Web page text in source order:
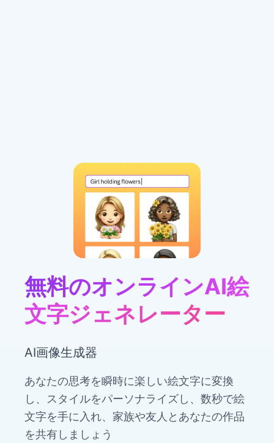
無料のオンラインAI絵
文字ジェネレーター
AI画像生成器
あなたの思考を瞬時に楽しい絵文字に変換
し、スタイルをパーソナライズし、数秒で絵
文字を手に入れ、家族や友人とあなたの作品
を共有しましょう